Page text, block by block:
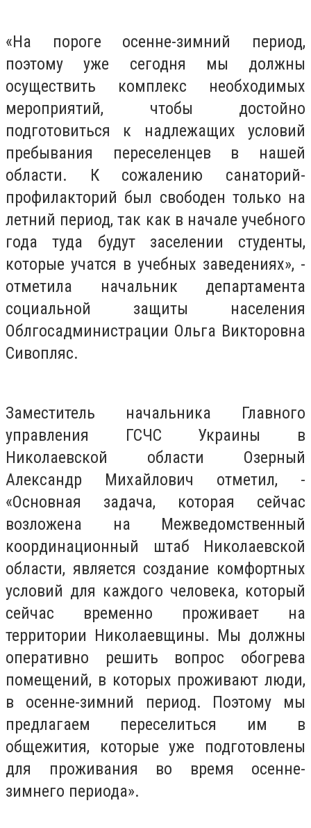
«На пороге осенне-зимний период,
поэтому уже сегодня мы должны
осуществить комплекс необходимых
мероприятий, чтобы достойно
подготовиться к надлежащих условий
пребывания переселенцев в нашей
области. К сожалению санаторий-
профилакторий был свободен только на
летний период, так как в начале учебного
года туда будут заселении студенты,
которые учатся в учебных заведениях», -
отметила начальник департамента
социальной защиты населения
Облгосадминистрации Ольга Викторовна
Сивопляс.
Заместитель начальника Главного
управления ГСЧС Украины в
Николаевской области Озерный
Александр Михайлович отметил, -
«Основная задача, которая сейчас
возложена на Межведомственный
координационный штаб Николаевской
области, является создание комфортных
условий для каждого человека, который
сейчас временно проживает на
территории Николаевщины. Мы должны
оперативно решить вопрос обогрева
помещений, в которых проживают люди,
в осенне-зимний период. Поэтому мы
предлагаем переселиться им в
общежития, которые уже подготовлены
для проживания во время осенне-
зимнего периода».